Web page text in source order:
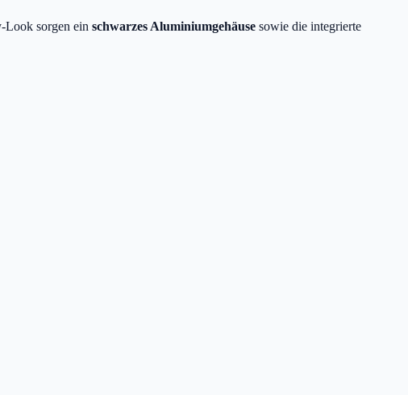
Look sorgen ein schwarzes Aluminiumgehäuse sowie die integrierte